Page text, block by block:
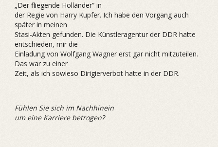
„Der fliegende Holländer“ in
der Regie von Harry Kupfer. Ich habe den Vorgang auch
später in meinen
Stasi-Akten gefunden. Die Künstleragentur der DDR hatte
entschieden, mir die
Einladung von Wolfgang Wagner erst gar nicht mitzuteilen.
Das war zu einer
Zeit, als ich sowieso Dirigierverbot hatte in der DDR.
Fühlen Sie sich im Nachhinein
um eine Karriere betrogen?